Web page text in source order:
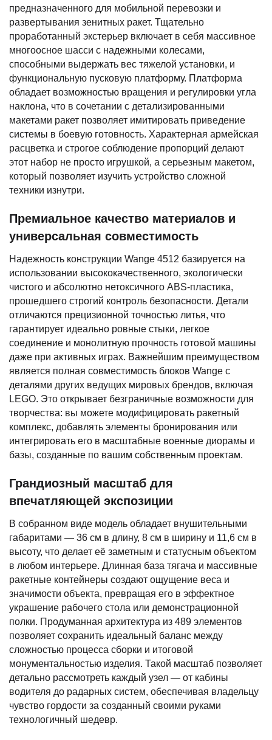
предназначенного для мобильной перевозки и
развертывания зенитных ракет. Тщательно
проработанный экстерьер включает в себя массивное
многоосное шасси с надежными колесами,
способными выдержать вес тяжелой установки, и
функциональную пусковую платформу. Платформа
обладает возможностью вращения и регулировки угла
наклона, что в сочетании с детализированными
макетами ракет позволяет имитировать приведение
системы в боевую готовность. Характерная армейская
расцветка и строгое соблюдение пропорций делают
этот набор не просто игрушкой, а серьезным макетом,
который позволяет изучить устройство сложной
техники изнутри.
Премиальное качество материалов и
универсальная совместимость
Надежность конструкции Wange 4512 базируется на
использовании высококачественного, экологически
чистого и абсолютно нетоксичного ABS-пластика,
прошедшего строгий контроль безопасности. Детали
отличаются прецизионной точностью литья, что
гарантирует идеально ровные стыки, легкое
соединение и монолитную прочность готовой машины
даже при активных играх. Важнейшим преимуществом
является полная совместимость блоков Wange с
деталями других ведущих мировых брендов, включая
LEGO. Это открывает безграничные возможности для
творчества: вы можете модифицировать ракетный
комплекс, добавлять элементы бронирования или
интегрировать его в масштабные военные диорамы и
базы, созданные по вашим собственным проектам.
Грандиозный масштаб для
впечатляющей экспозиции
В собранном виде модель обладает внушительными
габаритами — 36 см в длину, 8 см в ширину и 11,6 см в
высоту, что делает её заметным и статусным объектом
в любом интерьере. Длинная база тягача и массивные
ракетные контейнеры создают ощущение веса и
значимости объекта, превращая его в эффектное
украшение рабочего стола или демонстрационной
полки. Продуманная архитектура из 489 элементов
позволяет сохранить идеальный баланс между
сложностью процесса сборки и итоговой
монументальностью изделия. Такой масштаб позволяет
детально рассмотреть каждый узел — от кабины
водителя до радарных систем, обеспечивая владельцу
чувство гордости за созданный своими руками
технологичный шедевр.